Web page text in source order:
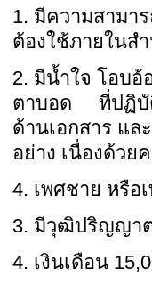
1. มีความสามา
ต้องใช้ภายในส
2. มีน้ำใจ โอบ
ตาบอด ที่ปฏิบัติ
ด้านเอกสาร แ
อย่าง เนื่องด้วย
4. เพศชาย หรือ
3. มีวุฒิปริญญา
4. เงินเดือน